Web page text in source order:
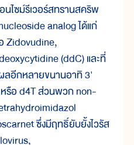
ซม์รีเวอร์สทรานสคริพ
analog ได้แก่
Zidovudine,
(ddC) และที่
ผลอีกหลายขนานอาทิ 3'
รือ d4T ส่วนพวก non-
ซึ่งมีฤทธิ์ยับยั้งไวรัส